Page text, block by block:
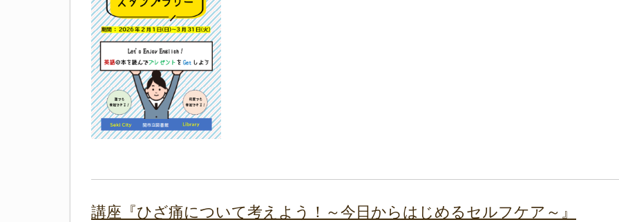
講座『ひざ痛について考えよう！～今日からはじめるセルフケア～』